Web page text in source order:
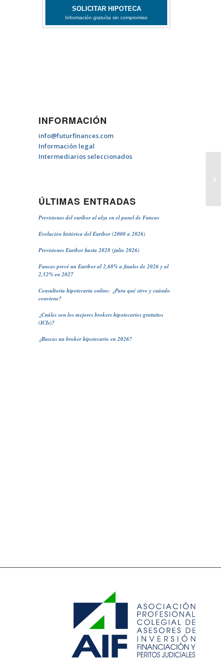
INFORMACIÓN
info@futurfinances.com
Información legal
Intermediarios seleccionados
ÚLTIMAS ENTRADAS
Previsiones del euríbor al alza en el panel de Funcas
Evolución histórica del Euribor (2000 a 2026)
Previsiones Euribor hasta 2028 (julio 2026)
Funcas prevé un Euribor al 2,68% a finales de 2026 y al
2,52% en 2027
Consultoría hipotecaria online: ¿Para qué sirve y cuándo
conviene?
¿Cuáles son los mejores brokers hipotecarios gratuitos
(ICIs)?
¿Buscas un broker hipotecario en 2026?